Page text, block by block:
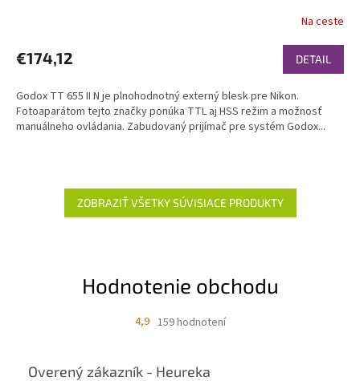
Na ceste
€174,12 DETAIL
Godox TT 655 II N je plnohodnotný externý blesk pre Nikon.
Fotoaparátom tejto značky ponúka TTL aj HSS režim a možnosť
manuálneho ovládania. Zabudovaný prijímač pre systém Godox...
ZOBRAZIŤ VŠETKY SÚVISIACE PRODUKTY
Hodnotenie obchodu
4,9 159 hodnotení
Overený zákazník - Heureka